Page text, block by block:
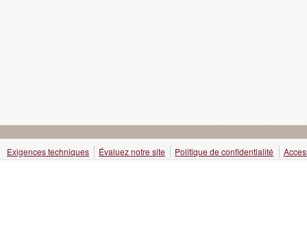
Exigences techniques Évaluez notre site Politique de confidentialité